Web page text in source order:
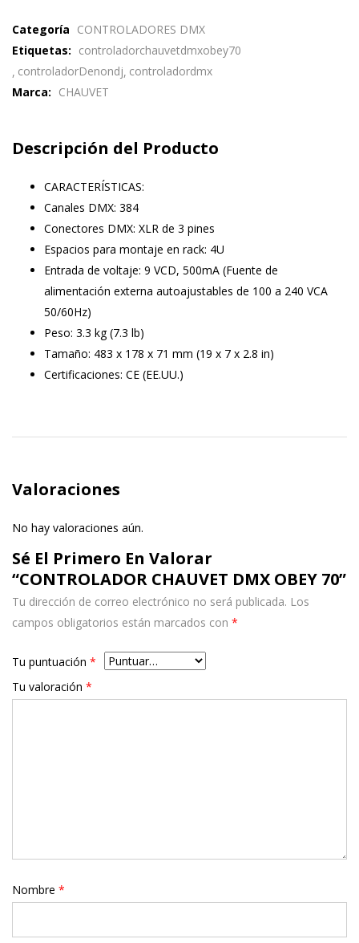
Categoría CONTROLADORES DMX
Etiquetas: controladorchauvetdmxobey70
controladorDenondj controladordmx
Marca: CHAUVET
Descripción del Producto
CARACTERÍSTICAS:
Canales DMX: 384
Conectores DMX: XLR de 3 pines
Espacios para montaje en rack: 4U
Entrada de voltaje: 9 VCD, 500mA (Fuente de
alimentación externa autoajustables de 100 a 240 VCA
50/60Hz)
Peso: 3.3 kg (7.3 lb)
Tamaño: 483 x 178 x 71 mm (19 x 7 x 2.8 in)
Certificaciones: CE (EE.UU.)
Valoraciones
No hay valoraciones aún.
Sé El Primero En Valorar
“CONTROLADOR CHAUVET DMX OBEY 70”
Tu dirección de correo electrónico no será publicada. Los
campos obligatorios están marcados con *
Tu puntuación *
Tu valoración *
Nombre *